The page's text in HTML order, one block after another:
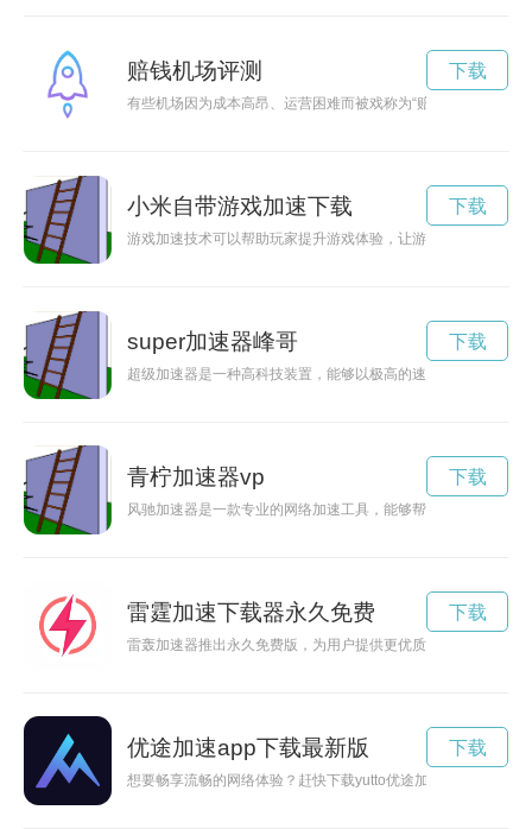
赔钱机场评测
有些机场因为成本高昂、运营困难而被戏称为“赔钱机场”，这
下载
小米自带游戏加速下载
游戏加速技术可以帮助玩家提升游戏体验，让游戏更加流畅，
下载
super加速器峰哥
超级加速器是一种高科技装置，能够以极高的速度加速带电粒
下载
青柠加速器vp
风驰加速器是一款专业的网络加速工具，能够帮助用户在享受
下载
雷霆加速下载器永久免费
雷轰加速器推出永久免费版，为用户提供更优质的网络加速服
下载
优途加速app下载最新版
想要畅享流畅的网络体验？赶快下载yutto优途加速器，解锁更
下载